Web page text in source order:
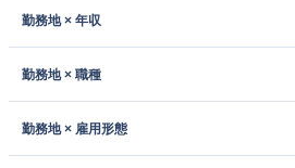
勤務地 × 年収
勤務地 × 職種
勤務地 × 雇用形態